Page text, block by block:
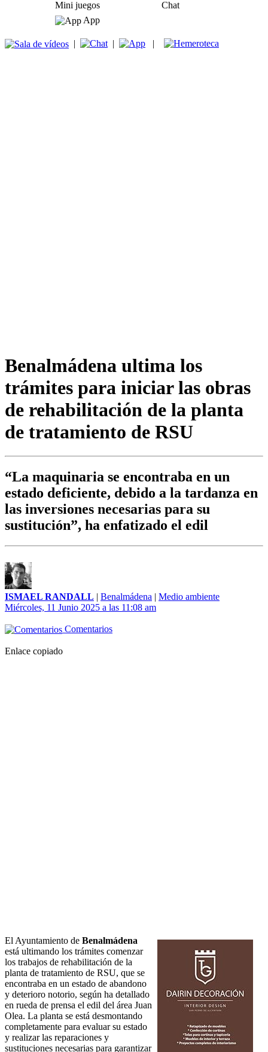
Mini juegos
Chat
App
| | |
Benalmádena ultima los
trámites para iniciar las obras
de rehabilitación de la planta
de tratamiento de RSU
“La maquinaria se encontraba en un
estado deficiente, debido a la tardanza en
las inversiones necesarias para su
sustitución”, ha enfatizado el edil
ISMAEL RANDALL | Benalmádena | Medio ambiente
Miércoles, 11 Junio 2025 a las 11:08 am
Comentarios
Enlace copiado
El Ayuntamiento de Benalmádena
está ultimando los trámites comenzar
los trabajos de rehabilitación de la
planta de tratamiento de RSU, que se
encontraba en un estado de abandono
y deterioro notorio, según ha detallado
en rueda de prensa el edil del área Juan
Olea. La planta se está desmontando
completamente para evaluar su estado
y realizar las reparaciones y
sustituciones necesarias para garantizar